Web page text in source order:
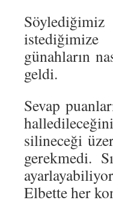
istediğimize
günahların
geldi.
Sevap
silineceği
gerekmedi.
Elbette her